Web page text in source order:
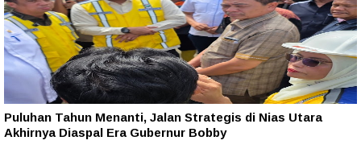
Puluhan Tahun Menanti, Jalan Strategis di Nias Utara
Akhirnya Diaspal Era Gubernur Bobby